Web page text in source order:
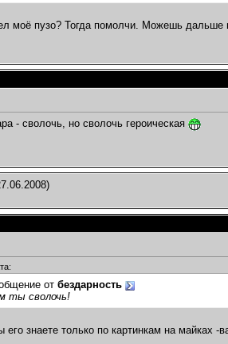
моё пузо? Тогда помолчи. Можешь дальше
- сволочь, но сволочь героическая
от бездарность
ты сволочь!
его знаете только по картинкам на майках -